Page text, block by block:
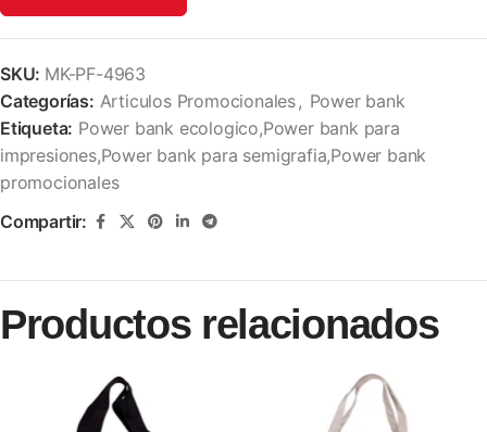
SKU: MK-PF-4963
Categorías: Articulos Promocionales, Power bank
Etiqueta: Power bank ecologico,Power bank para
impresiones,Power bank para semigrafia,Power bank
promocionales
Compartir:
Productos relacionados